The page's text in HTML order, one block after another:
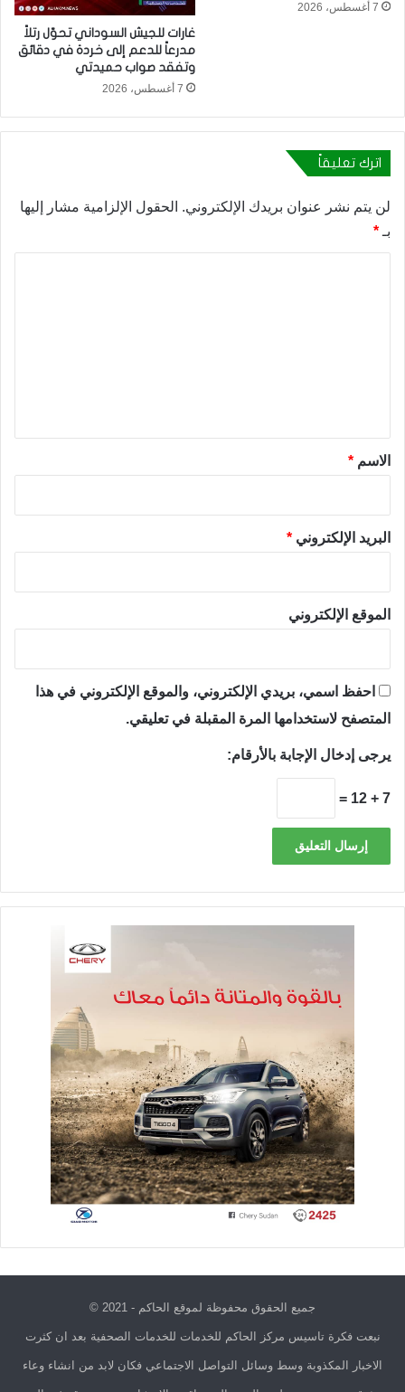
7 أغسطس، 2026
غارات للجيش السوداني تحوّل رتلاً
مدرعاً للدعم إلى خردة في دقائق
وتفقد صواب حميدتي
7 أغسطس، 2026
اترك تعليقاً
لن يتم نشر عنوان بريدك الإلكتروني. الحقول الإلزامية مشار إليها
بـ *
*الاسم *
البريد الإلكتروني *
الموقع الإلكتروني
احفظ اسمي، بريدي الإلكتروني، والموقع الإلكتروني في هذا
المتصفح لاستخدامها المرة المقبلة في تعليقي.
يرجى إدخال الإجابة بالأرقام:
7 + 12 =
جميع الحقوق محفوظة لموقع الحاكم - 2021 ©
نبعت فكرة تاسيس مركز الحاكم للخدمات للخدمات الصحفية بعد ان كثرت
الاخبار المكذوبة وسط وسائل التواصل الاجتماعي فكان لابد من انشاء وعاء